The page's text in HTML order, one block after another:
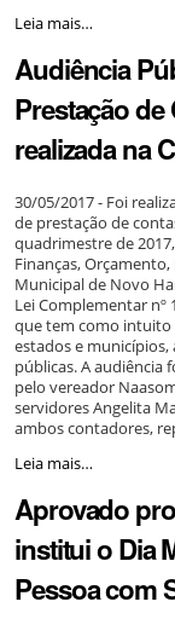
Câmara
segunda
palestra
do
Projeto
Vereador
Mirim
Leia mais…
Audiência
Prestação de
realizada na
30/05/2017 - Foi
de prestação de
quadrimestre de
Finanças,
Municipal de Novo
Lei Complementar nº
que tem como intuito
estados e
públicas. A audiência
pelo vereador
servidores Angelita
ambos contadores,
Audiência
de
Prestação
de
Contas
é
realizada
Leia mais…
Aprovado
institui o Dia
Pessoa com